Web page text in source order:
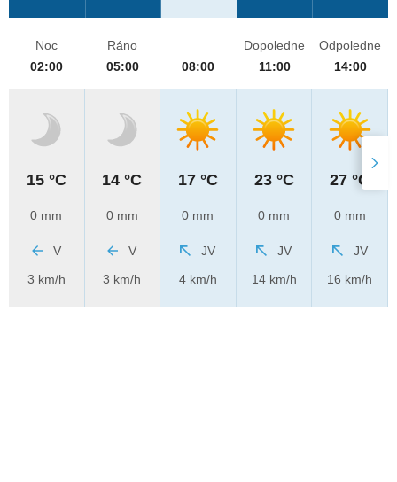
Noc
02:00
15 °C
0 mm
V
3 km/h
Ráno
05:00
14 °C
0 mm
V
3 km/h
08:00
17 °C
0 mm
JV
4 km/h
Dopoledne
11:00
23 °C
0 mm
JV
14 km/h
Odpoledne
14:00
27 °C
0 mm
JV
16 km/h